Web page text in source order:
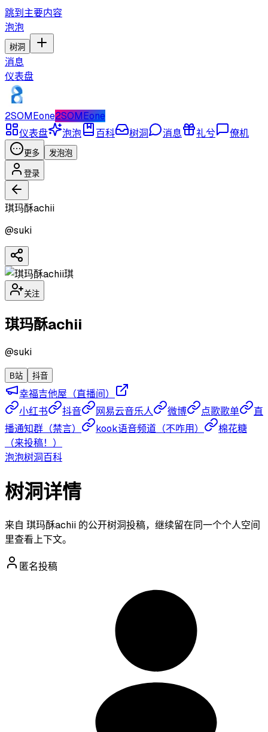
跳到主要内容
泡泡
树洞
消息
仪表盘
2SOMEone2SOMEone
仪表盘
泡泡 百科 树洞 消息 礼兮 僚机
更多 发泡泡
登录
琪玛酥achii
@suki
琪
关注
琪玛酥achii
@suki
B站 抖音
幸福吉他屋（直播间）
小红书
抖音 网易云音乐人 微博 点歌歌单
直
播通知群（禁言）
kook语音频道（不咋用）
棉花糖
（来投稿！）
泡泡树洞百科
树洞详情
来自 琪玛酥achii 的公开树洞投稿，继续留在同一个个人空间
里查看上下文。
匿名投稿